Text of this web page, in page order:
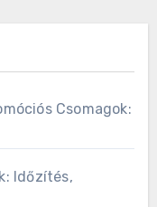
Csomagok:
Időzítés,